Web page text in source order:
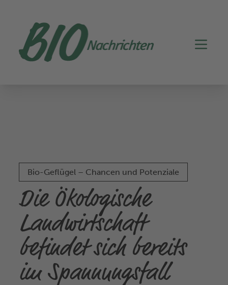
Bio-Geflügel – Chancen und Potenziale
Die Ökologische
Landwirtschaft
befindet sich bereits
im Spannungsfall